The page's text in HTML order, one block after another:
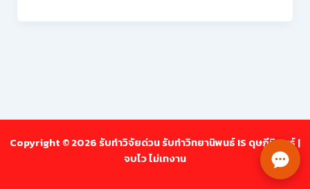
Copyright © 2026 รับทำวิจัยด่วน รับทำวิทยานิพนธ์ IS ดุษฎีนิพนธ์ |
จบไว ไม่เทงาน